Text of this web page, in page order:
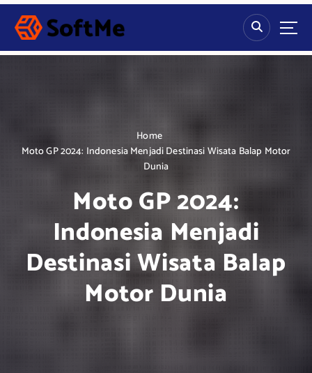
S
p
Home
Moto GP 2024: Indonesia Menjadi Destinasi Wisata Balap Motor
Dunia
Moto GP 2024:
Indonesia Menjadi
Destinasi Wisata Balap
Motor Dunia